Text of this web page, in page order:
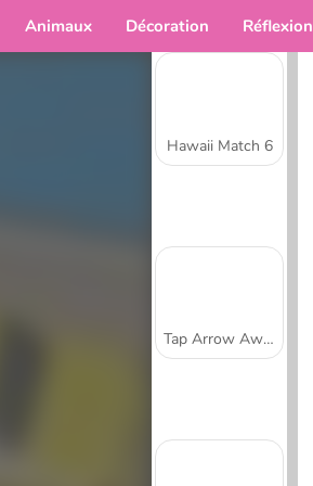
Animaux Décoration Réflexion
Hawaii Match 6
Tap Arrow Away